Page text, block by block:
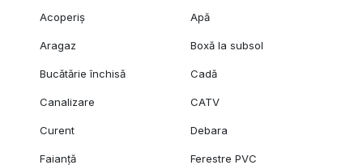
Acoperiș Apă
Aragaz Boxă la subsol
Bucătărie închisă Cadă
Canalizare CATV
Curent Debara
Faianță Ferestre PVC